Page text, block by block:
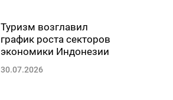
Туризм возглавил
график роста секторов
экономики Индонезии
30.07.2026